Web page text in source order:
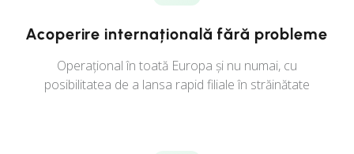
Acoperire internațională fără probleme
Operațional în toată Europa și nu numai, cu
posibilitatea de a lansa rapid filiale în străinătate